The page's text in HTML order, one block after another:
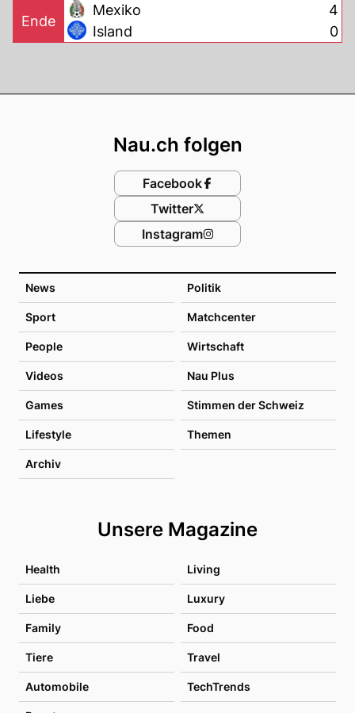
Ende
Mexiko
Island
4
0
News Politik
Sport Matchcenter
People Wirtschaft
Videos Nau Plus
Games Stimmen der Schweiz
Lifestyle Themen
Archiv
Unsere Magazine
Health Living
Liebe Luxury
Family Food
Tiere Travel
Automobile TechTrends
Nau.ch folgen
Facebook
Twitter
Instagram